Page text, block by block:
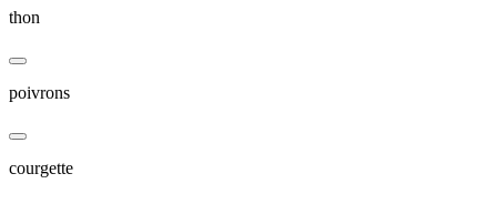
thon
poivrons
courgette